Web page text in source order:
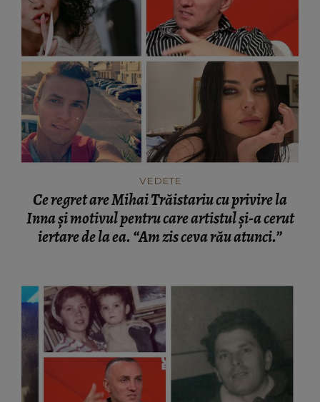
VEDETE
Ce regret are Mihai Trăistariu cu privire la
Inna și motivul pentru care artistul și-a cerut
iertare de la ea. “Am zis ceva rău atunci.”